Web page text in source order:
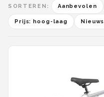
SORTEREN: Aanbevolen
Prijs: hoog-laag